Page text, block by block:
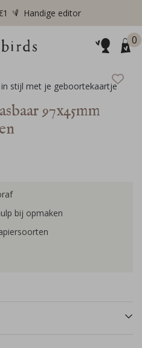
Handige editor
0
in stijl met je geboortekaartje
97x45mm
bij opmaken